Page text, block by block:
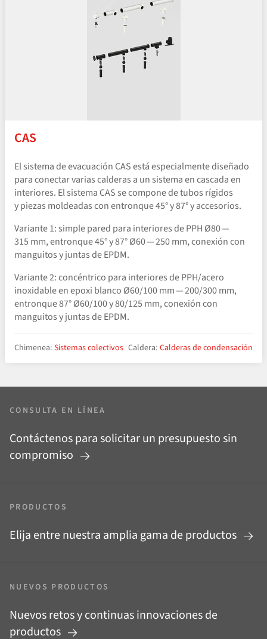
CAS
El sistema de evacuación CAS está especialmente diseñado
para conectar varias calderas a un sistema en cascada en
interiores. El sistema CAS se compone de tubos rígidos
y piezas moldeadas con entronque 45° y 87° y accesorios.
Variante 1: simple pared para interiores de PPH Ø80 —
315 mm, entronque 45° y 87° Ø60 — 250 mm, conexión con
manguitos y juntas de EPDM.
Variante 2: concéntrico para interiores de PPH/​acero
inoxidable en epoxi blanco Ø60/100 mm — 200/300 mm,
entronque 87° Ø60/100 y 80/125 mm, conexión con
manguitos y juntas de EPDM.
Chimenea: Sistemas colectivos Caldera: Calderas de condensación
CONSULTA EN LÍNEA
Contáctenos para solicitar un presupuesto sin
compromiso
PRODUCTOS
Elija entre nuestra amplia gama de productos
NUEVOS PRODUCTOS
Nuevos retos y continuas innovaciones de
productos